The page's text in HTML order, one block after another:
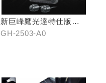
新巨峰鷹光達特仕版行
車紀錄器
GH-2503-A0